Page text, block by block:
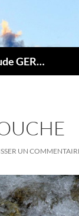
Regardauvergne – Gaël Jean-Claude GERARD
UN